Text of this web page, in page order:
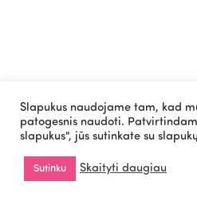
Slapukus naudojame tam, kad
patogesnis naudoti.
slapukus", jūs sutinkate su
Sutinku Skaityti daugiau